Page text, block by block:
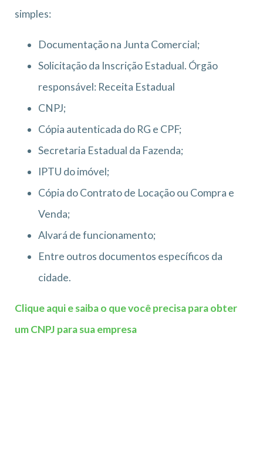
simples:
Documentação na Junta Comercial;
Solicitação da Inscrição Estadual. Órgão
responsável: Receita Estadual
CNPJ;
Cópia autenticada do RG e CPF;
Secretaria Estadual da Fazenda;
IPTU do imóvel;
Cópia do Contrato de Locação ou Compra e
Venda;
Alvará de funcionamento;
Entre outros documentos específicos da
cidade.
Clique aqui e saiba o que você precisa para obter
um CNPJ para sua empresa